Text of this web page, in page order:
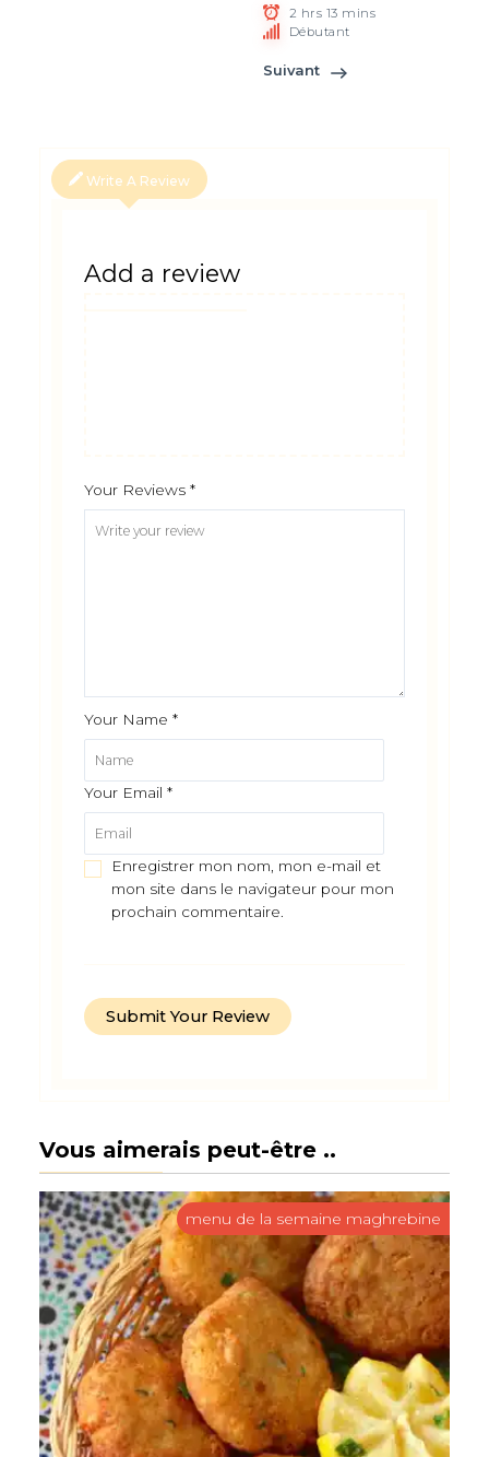
2 hrs 13 mins
Débutant
Suivant
Write A Review
Add a review
Your Reviews*
Your Name*
Your Email*
Enregistrer mon nom, mon e-mail et
mon site dans le navigateur pour mon
prochain commentaire.
Vous aimerais peut-être ..
menu de la semaine maghrebine